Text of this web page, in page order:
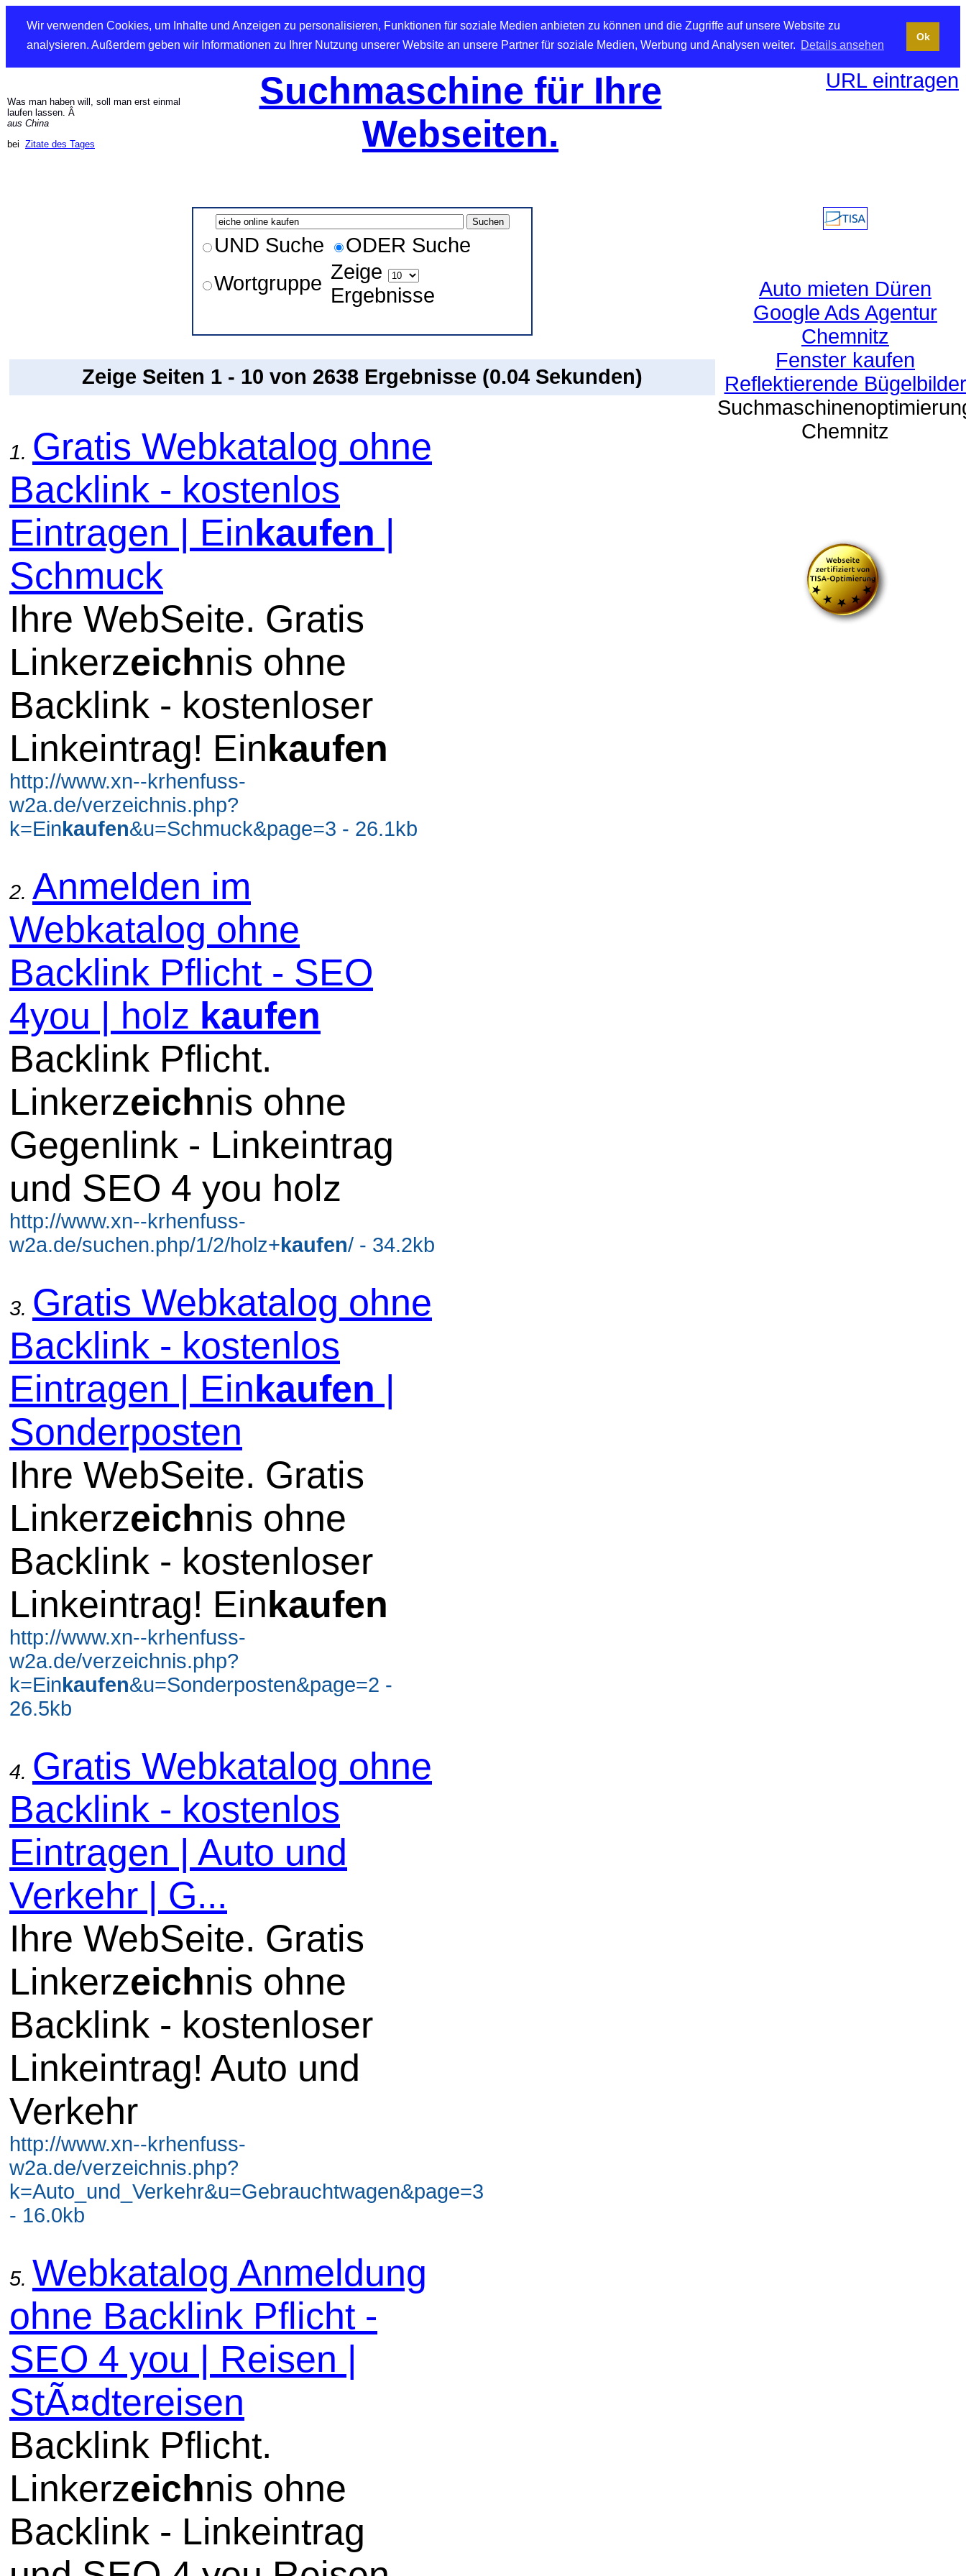
Wir verwenden Cookies, um Inhalte und Anzeigen zu personalisieren, Funktionen für soziale Medien anbieten zu können und die Zugriffe auf unsere Website zu
analysieren. Außerdem geben wir Informationen zu Ihrer Nutzung unserer Website an unsere Partner für soziale Medien, Werbung und Analysen weiter. Details ansehen
Ok
Was man haben will, soll man erst einmal
laufen lassen. Â
aus China
bei Zitate des Tages
Suchmaschine für Ihre
Webseiten.
URL eintragen
UND Suche
ODER Suche
Wortgruppe Zeige
Ergebnisse
Zeige Seiten 1 - 10 von 2638 Ergebnisse (0.04 Sekunden)
1. Gratis Webkatalog ohne
Backlink - kostenlos
Eintragen | Einkaufen |
Schmuck
Ihre WebSeite. Gratis
Linkerzeichnis ohne
Backlink - kostenloser
Linkeintrag! Einkaufen
http://www.xn--krhenfuss-
w2a.de/verzeichnis.php?
k=Einkaufen&u=Schmuck&page=3 - 26.1kb
2. Anmelden im
Webkatalog ohne
Backlink Pflicht - SEO
4you | holz kaufen
Backlink Pflicht.
Linkerzeichnis ohne
Gegenlink - Linkeintrag
und SEO 4 you holz
http://www.xn--krhenfuss-
w2a.de/suchen.php/1/2/holz+kaufen/ - 34.2kb
3. Gratis Webkatalog ohne
Backlink - kostenlos
Eintragen | Einkaufen |
Sonderposten
Ihre WebSeite. Gratis
Linkerzeichnis ohne
Backlink - kostenloser
Linkeintrag! Einkaufen
http://www.xn--krhenfuss-
w2a.de/verzeichnis.php?
k=Einkaufen&u=Sonderposten&page=2 -
26.5kb
4. Gratis Webkatalog ohne
Backlink - kostenlos
Eintragen | Auto und
Verkehr | G...
Ihre WebSeite. Gratis
Linkerzeichnis ohne
Backlink - kostenloser
Linkeintrag! Auto und
Verkehr
http://www.xn--krhenfuss-
w2a.de/verzeichnis.php?
k=Auto_und_Verkehr&u=Gebrauchtwagen&page=3
- 16.0kb
5. Webkatalog Anmeldung
ohne Backlink Pflicht -
SEO 4 you | Reisen |
StÃ¤dtereisen
Backlink Pflicht.
Linkerzeichnis ohne
Backlink - Linkeintrag
Auto mieten Düren
Google Ads Agentur
Chemnitz
Fenster kaufen
Reflektierende Bügelbilder
Chemnitz